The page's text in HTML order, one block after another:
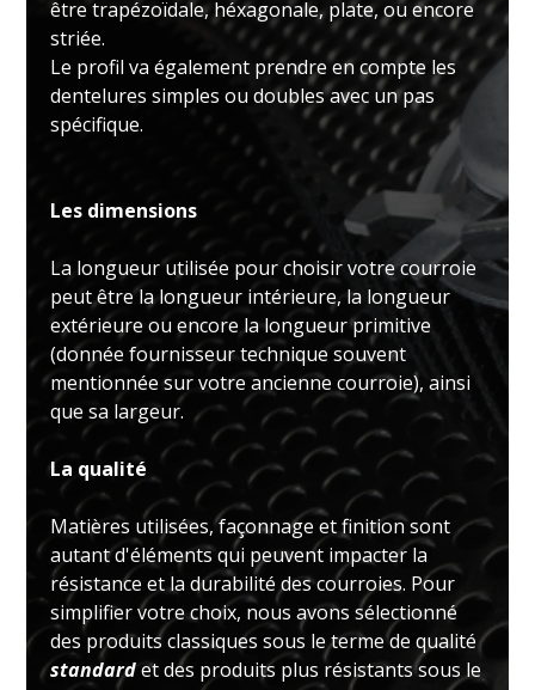
être trapézoïdale, héxagonale, plate, ou encore
striée.
Le profil va également prendre en compte les
dentelures simples ou doubles avec un pas
spécifique.
Les dimensions
La longueur utilisée pour choisir votre courroie
peut être la longueur intérieure, la longueur
extérieure ou encore la longueur primitive
(donnée fournisseur technique souvent
mentionnée sur votre ancienne courroie), ainsi
que sa largeur.
La qualité
Matières utilisées, façonnage et finition sont
autant d'éléments qui peuvent impacter la
résistance et la durabilité des courroies. Pour
simplifier votre choix, nous avons sélectionné
des produits classiques sous le terme de qualité
standardet des produits plus résistants sous le